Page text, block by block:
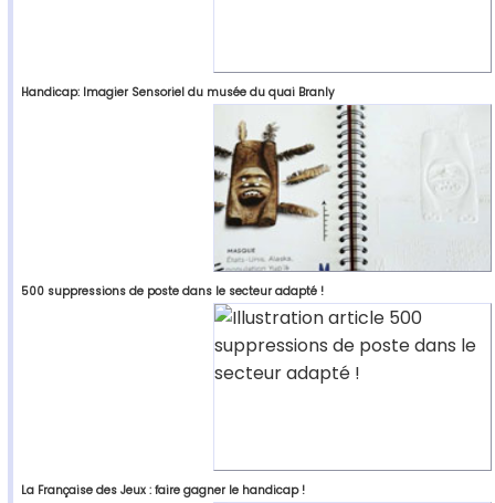
Handicap: Imagier Sensoriel du musée du quai Branly
500 suppressions de poste dans le secteur adapté !
La Française des Jeux : faire gagner le handicap !